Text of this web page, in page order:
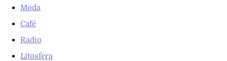
Moda
Café
Radio
Litosfera